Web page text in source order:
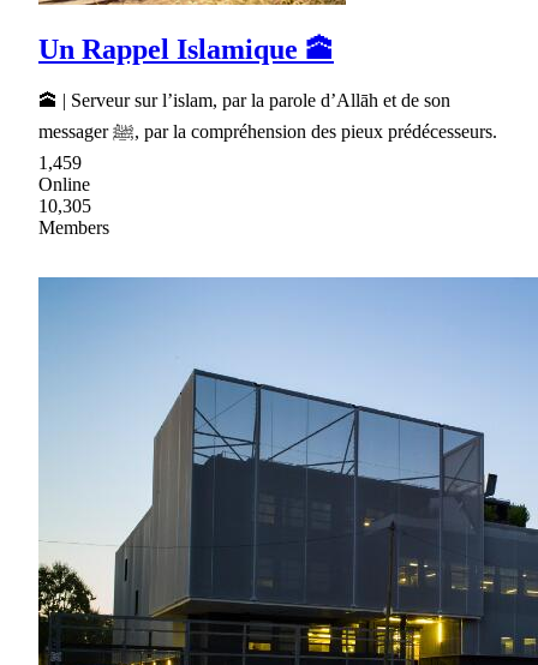
Un Rappel Islamique 🕋
🕋 | Serveur sur l’islam, par la parole d’Allāh et de son
messager ﷺ, par la compréhension des pieux prédécesseurs.
1,459
Online
10,305
Members